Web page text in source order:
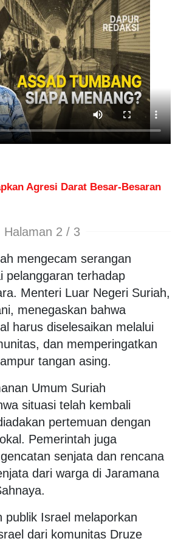
Agresi Darat Besar-Besaran
Halaman 2 / 3
mengecam serangan
pelanggaran terhadap
Menteri Luar Negeri Suriah,
menegaskan bahwa
harus diselesaikan melalui
dan memperingatkan
tangan asing.
Umum Suriah
situasi telah kembali
pertemuan dengan
Pemerintah juga
senjata dan rencana
dari warga di Jaramana
publik Israel melaporkan
dari komunitas Druze